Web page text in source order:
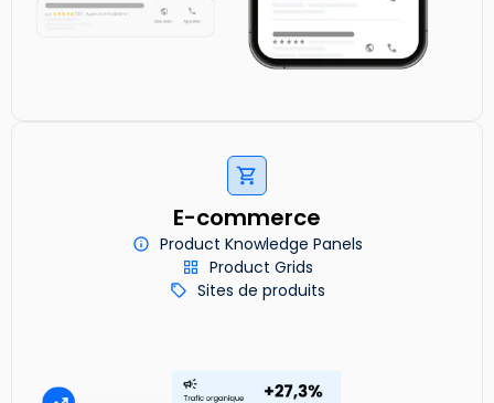
E-commerce
Product Knowledge Panels
Product Grids
Sites de produits